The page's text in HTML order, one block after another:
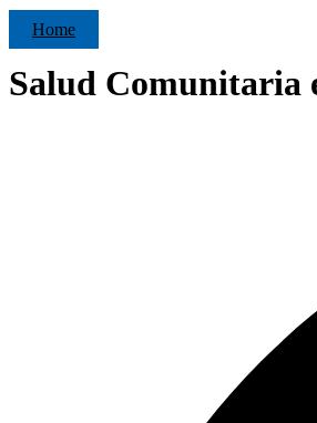
Home
Salud Comunitaria